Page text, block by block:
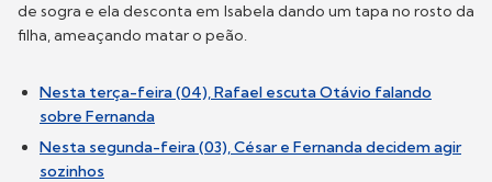
de sogra e ela desconta em Isabela dando um tapa no rosto da
filha, ameaçando matar o peão.
Nesta terça-feira (04), Rafael escuta Otávio falando
sobre Fernanda
Nesta segunda-feira (03), César e Fernanda decidem agir
sozinhos